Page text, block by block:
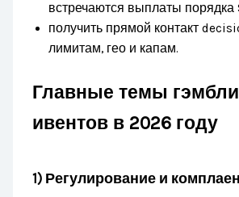
встречаются выплаты порядка
получить прямой контакт
лимитам, гео и капам.
Главные темы
ивентов в 2026 году
1) Регулирование и